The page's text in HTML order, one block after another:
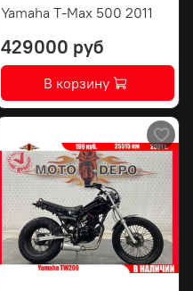
Yamaha T-Max 500 2011
429000 руб
В корзину